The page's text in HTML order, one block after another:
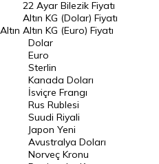
Dolar Kuru
Euro Kuru
Pound Kuru
Frank Kuru
Riyal Kuru
Avustralya Doları
Danimarka Kronu Kuru
Altın
22 Ayar Bilezik Fiyatı
Altın KG (Dolar) Fiyatı
Altın KG (Euro) Fiyatı
Dolar
Euro
Sterlin
Kanada Doları
İsviçre Frangı
Rus Rublesi
Suudi Riyali
Japon Yeni
Avustralya Doları
Norveç Kronu